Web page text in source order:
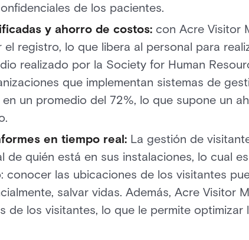
de los pacientes.
y ahorro de costos: con Acre Visitor
el registro, lo que libera al personal para
realizado por la Society for Human
que implementan sistemas de
un promedio del 72%, lo que supone un
en tiempo real: La gestión de
de quién está en sus instalaciones, lo cual
conocer las ubicaciones de los visitantes
salvar vidas. Además, Acre Visitor
de los visitantes, lo que le permite